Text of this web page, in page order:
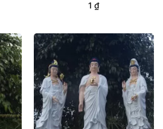
1 ₫